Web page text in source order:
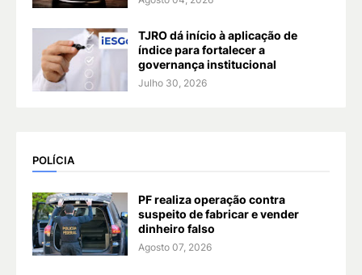
TJRO dá início à aplicação de
índice para fortalecer a
governança institucional
Julho 30, 2026
POLÍCIA
PF realiza operação contra
suspeito de fabricar e vender
dinheiro falso
Agosto 07, 2026